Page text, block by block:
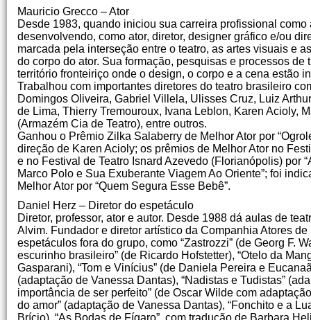
Mauricio Grecco – Ator
Desde 1983, quando iniciou sua carreira profissional como
desenvolvendo, como ator, diretor, designer gráfico e/ou
marcada pela interseção entre o teatro, as artes visuais e
do corpo do ator. Sua formação, pesquisas e processos de
território fronteiriço onde o design, o corpo e a cena estão
Trabalhou com importantes diretores do teatro brasileiro
Domingos Oliveira, Gabriel Villela, Ulisses Cruz, Luiz
de Lima, Thierry Tremouroux, Ivana Leblon, Karen Acioly,
(Armazém Cia de Teatro), entre outros.
Ganhou o Prêmio Zilka Salaberry de Melhor Ator por
direção de Karen Acioly; os prêmios de Melhor Ator no
e no Festival de Teatro Isnard Azevedo (Florianópolis) por
Marco Polo e Sua Exuberante Viagem Ao Oriente”; foi
Melhor Ator por “Quem Segura Esse Bebê”.
Daniel Herz – Diretor do espetáculo
Diretor, professor, ator e autor. Desde 1988 dá aulas de
Alvim. Fundador e diretor artístico da Companhia Atores
espetáculos fora do grupo, como “Zastrozzi” (de Georg F.
escurinho brasileiro” (de Ricardo Hofstetter), “Otelo da
Gasparani), “Tom e Vinícius” (de Daniela Pereira e
(adaptação de Vanessa Dantas), “Nadistas e Tudistas”
importância de ser perfeito” (de Oscar Wilde com
do amor” (adaptação de Vanessa Dantas), “Fonchito e a
Brício), “As Bodas de Fígaro”, com tradução de Barbara